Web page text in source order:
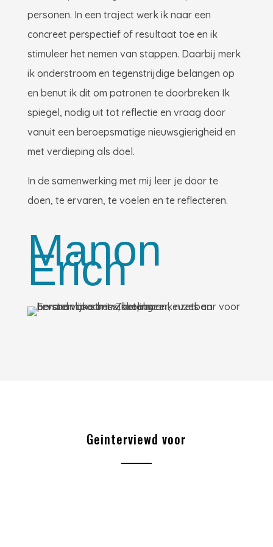
personen. In een traject werk ik naar een
concreet perspectief of resultaat toe en ik
stimuleer het nemen van stappen. Daarbij merk
ik onderstroom en tegenstrijdige belangen op
en benut ik dit om patronen te doorbreken Ik
spiegel, nodig uit tot reflectie en vraag door
vanuit een beroepsmatige nieuwsgierigheid en
met verdieping als doel.
In de samenwerking met mij leer je door te
doen, te ervaren, te voelen en te reflecteren.
Manon
Erich
Geinterviewd voor